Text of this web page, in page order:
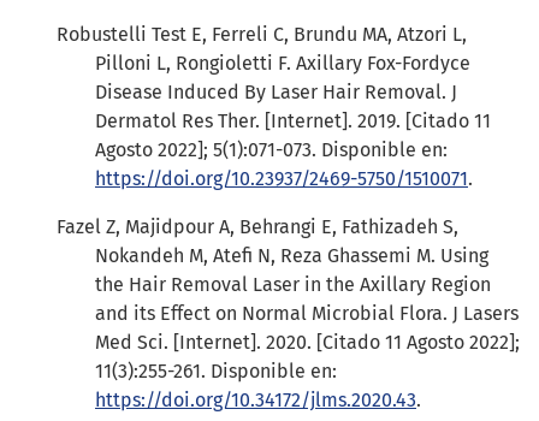
Robustelli Test E, Ferreli C, Brundu MA, Atzori L,
Pilloni L, Rongioletti F. Axillary Fox-Fordyce
Disease Induced By Laser Hair Removal. J
Dermatol Res Ther. [Internet]. 2019. [Citado 11
Agosto 2022]; 5(1):071-073. Disponible en:
https://doi.org/10.23937/2469-5750/1510071.
Fazel Z, Majidpour A, Behrangi E, Fathizadeh S,
Nokandeh M, Atefi N, Reza Ghassemi M. Using
the Hair Removal Laser in the Axillary Region
and its Effect on Normal Microbial Flora. J Lasers
Med Sci. [Internet]. 2020. [Citado 11 Agosto 2022];
11(3):255-261. Disponible en:
https://doi.org/10.34172/jlms.2020.43.